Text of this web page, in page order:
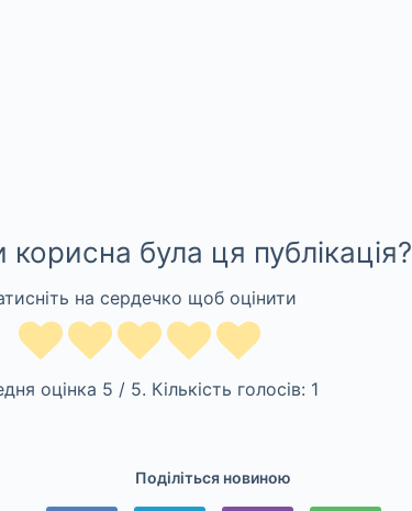
корисна була ця публікація?
на сердечко щоб оцінити
оцінка 5 / 5. Кількість голосів: 1
Поділіться новиною